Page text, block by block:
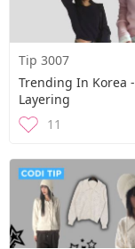
Tip 3007
Trending In Korea -
Layering
11